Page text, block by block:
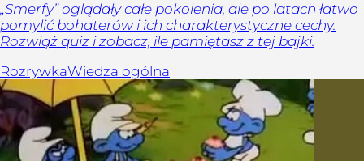
„Smerfy” oglądały całe pokolenia, ale po latach łatwo
pomylić bohaterów i ich charakterystyczne cechy.
Rozwiąż quiz i zobacz, ile pamiętasz z tej bajki.
RozrywkaWiedza ogólna